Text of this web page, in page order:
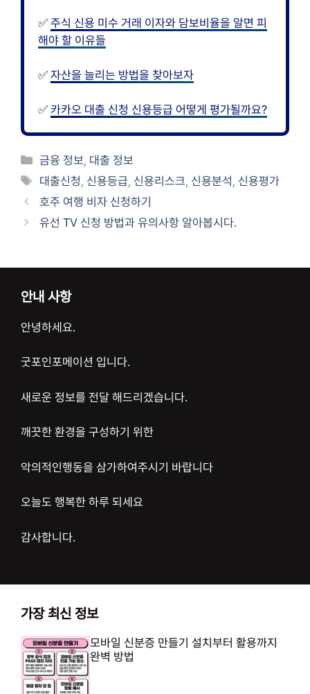
✅ 주식 신용 미수 거래 이자와 담보비율을 알면 피
해야 할 이유들
✅ 자산을 늘리는 방법을 찾아보자
✅ 카카오 대출 신청 신용등급 어떻게 평가될까요?
카
테
리
금융 정보 대출 정보
태
그
대출신청 신용등급 신용리스크 신용분석 신용평가
호주 여행 비자 신청하기
유선 TV 신청 방법과 유의사항 알아봅시다.
안내 사항
안녕하세요.
굿포인포메이션 입니다.
새로운 정보를 전달 해드리겠습니다.
깨끗한 환경을 구성하기 위한
악의적인행동을 삼가하여주시기 바랍니다
오늘도 행복한 하루 되세요
감사합니다.
가장 최신 정보
모바일 신분증 만들기 설치부터 활용까지
완벽 방법